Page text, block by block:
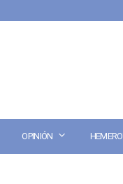
OPINIÓN